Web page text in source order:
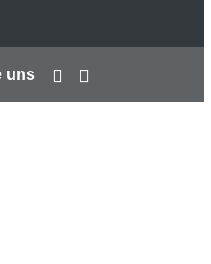
uns